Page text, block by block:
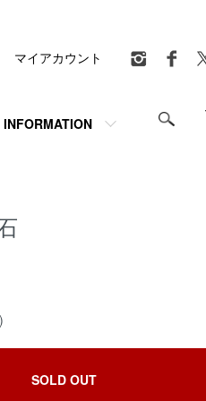
INFORMATION
マイアカウント
SOLD OUT